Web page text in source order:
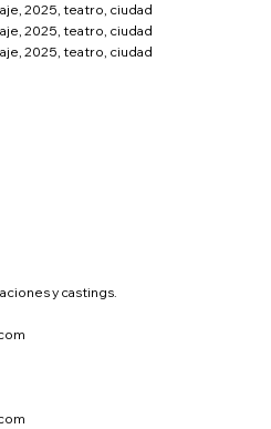
2025, teatro, ciudad
2025, teatro, ciudad
2025, teatro, ciudad
y castings.